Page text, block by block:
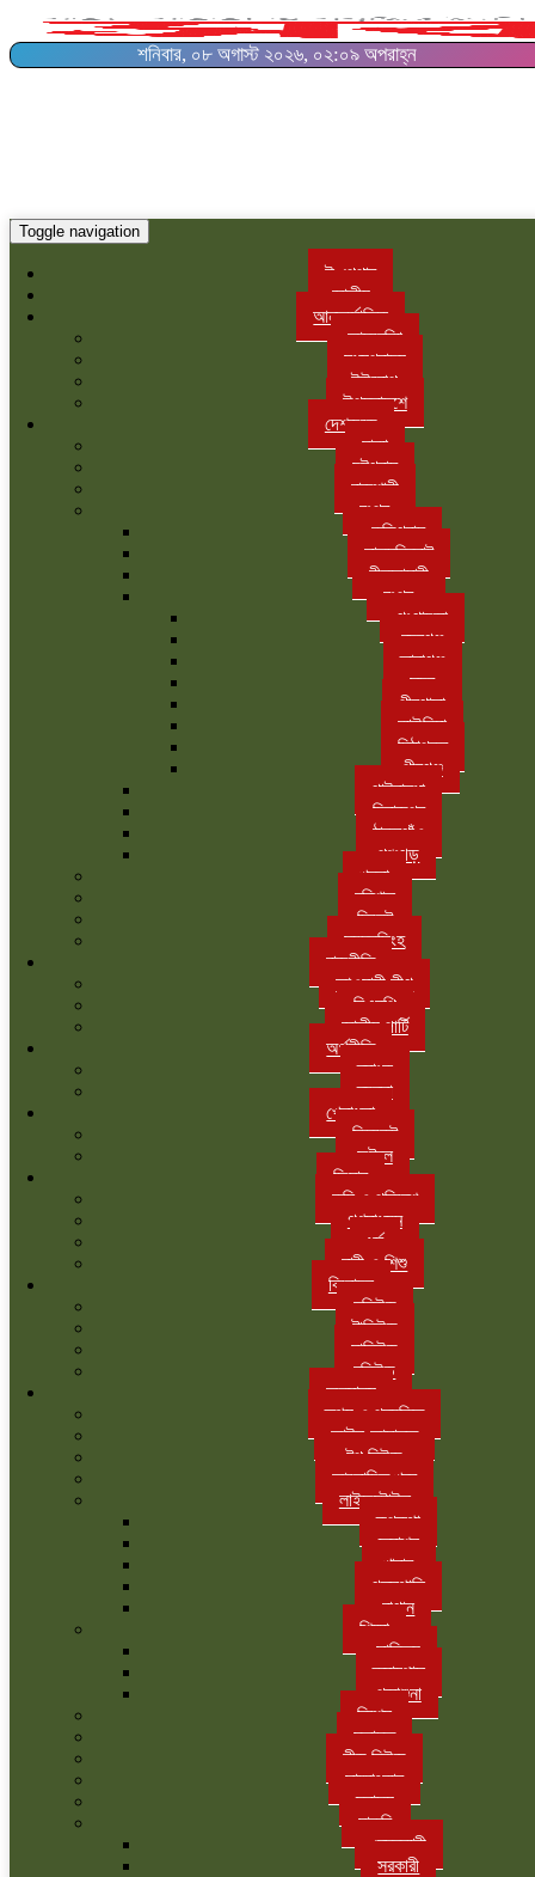
শনিবার, ০৮ অগাস্ট ২০২৬, ০২:০৯ অপরাহ্ন
Toggle navigation
ই-পেপার
জাতীয়
আন্তর্জাতিক
আমরেকিা
মধ্যপ্রাচ্য
ইউরোপ
উপমহাদশে
দেশজুড়ে
ঢাকা
চট্টগ্রাম
রাজশাহী
রংপুর
কুড়িগ্রাম
লালমনিরহাট
নীলফামারী
রংপুর
গংগাচড়া
বদরগঞ্জ
তারাগঞ্জ
সদর
পীরগাছা
কাউনিয়া
মিঠাপুকুর
পীরগঞ্জ
গাইবান্ধা
দিনাজপুর
ঠাকুরগাঁও
পঞ্চগড়
খুলনা
বরিশাল
সিলেট
ময়মনসিংহ
রাজনীতি
আওয়ামী লীগ
বিএনপি
জাতীয় পার্টি
অর্থনীতি
ব্যাংক
ব্যবসা
খেলাধুলা
ক্রিকেট
ফুটবল
ফিচার
কৃষি ও পরিবেশ
গণমাধ্যম
ধর্ম
নারী ও শিশু
বিনোদন
হলিউড
টালিউড
ঢালিউড
বলিউড
অন্যান্য
তথ্য ও প্রযুক্তি
আইন-আদালত
টপ নিউজ
আলোচিত খবর
লাইফস্টাইল
রূপকথা
ফ্যাশন
খাবার
গৃহস্থালি
বাগান
শিক্ষা
সাহিত্য
ক্যাম্পাস
পড়াশুনা
বিশেষ
মতামত
লীড নিউজ
সাক্ষাৎকার
স্বাস্থ্য
চাকরি
বেসরকারী
সরকারী